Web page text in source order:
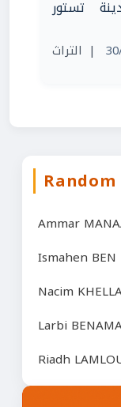
تستور
| ‫التراث
Ammar
Ismahen BEN
Nacim
Larbi
Riadh